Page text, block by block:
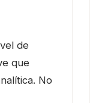
de
que
No